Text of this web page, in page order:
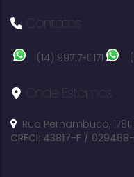
Contatos
(14) 99717-0171
Onde Estamos
Rua Pernambuco, 1781,
CRECI: 43817-F /